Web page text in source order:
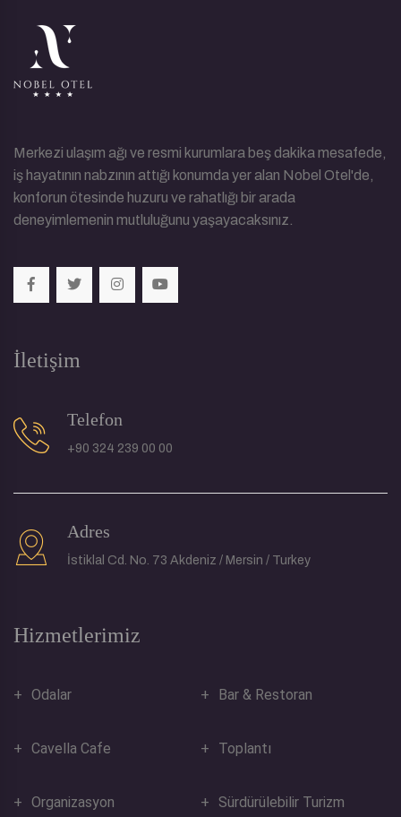
Merkezi ulaşım ağı ve resmi kurumlara beş dakika mesafede,
iş hayatının nabzının attığı konumda yer alan Nobel Otel'de,
konforun ötesinde huzuru ve rahatlığı bir arada
deneyimlemenin mutluluğunu yaşayacaksınız.
Hizmetlerimiz
Odalar Bar & Restoran
Cavella Cafe Toplantı
Organizasyon Sürdürülebilir Turizm
İletişim
Telefon
+90 324 239 00 00
Adres
İstiklal Cd. No. 73 Akdeniz / Mersin / Turkey